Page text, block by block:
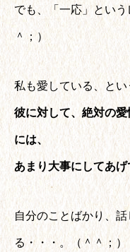
でも、「一応」とい
＾；）
私も愛している、と
彼に対して、絶対の
には、
あまり大事にしてあ
自分のことばかり、
る・・・。（＾＾；）